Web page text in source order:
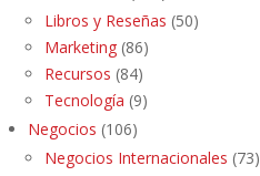
Libros y Reseñas (50)
Marketing (86)
Recursos (84)
Tecnología (9)
Negocios (106)
Negocios Internacionales (73)